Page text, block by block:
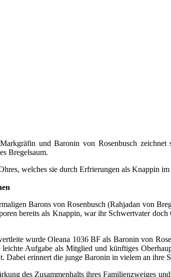
und Baronin von Rosenbusch
Bregelsaum.
welches sie durch Erfrierungen als Knappin
Barons von Rosenbusch (Rahjadan von
bereits als Knappin, war ihr Schwertvater
wurde Oleana 1036 BF als Baronin von
Aufgabe als Mitglied und künftiges
Dabei erinnert die junge Baronin in vielem an ihre
des Zusammenhalts ihres Familienzweiges